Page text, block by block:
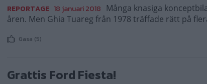
REPORTAGE 18 januari 2018 Många knasiga
åren. Men Ghia Tuareg från 1978 träffade rätt på
Gasa (5)
Grattis Ford Fiesta!